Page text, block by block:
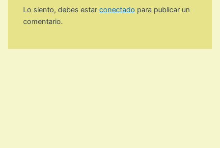
Lo siento, debes estarconectado para publicar un
comentario.